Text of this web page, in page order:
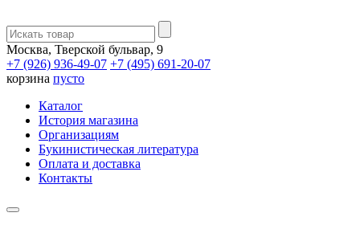
Москва, Тверской бульвар, 9
+7 (926) 936-49-07 +7 (495) 691-20-07
корзина пусто
Каталог
История магазина
Организациям
Букинистическая литература
Оплата и доставка
Контакты